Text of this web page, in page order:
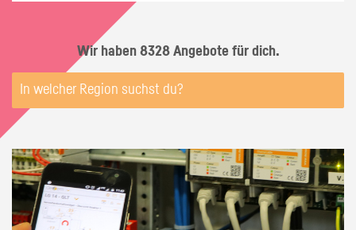
Wir haben 8328 Angebote für dich.